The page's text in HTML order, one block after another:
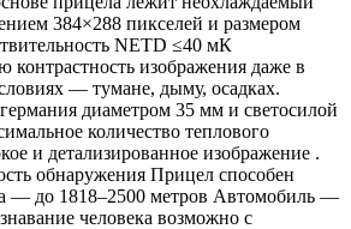
384×288 пикселей и размером
NETD ≤40 мК
контрастность изображения даже в
— тумане, дыму, осадках.
диаметром 35 мм и светосилой
количество теплового
и детализированное изображение .
обнаружения Прицел способен
— до 1818–2500 метров Автомобиль —
человека возможно с